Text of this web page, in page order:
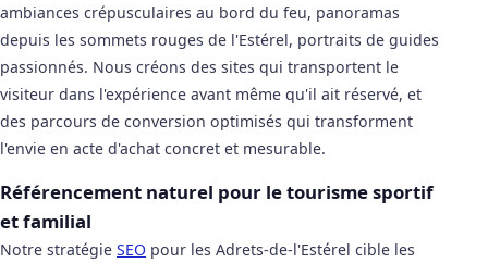
ambiances crépusculaires au bord du feu, panoramas
depuis les sommets rouges de l'Estérel, portraits de guides
passionnés. Nous créons des sites qui transportent le
visiteur dans l'expérience avant même qu'il ait réservé, et
des parcours de conversion optimisés qui transforment
l'envie en acte d'achat concret et mesurable.
Référencement naturel pour le tourisme sportif
et familial
Notre stratégie SEO pour les Adrets-de-l'Estérel cible les